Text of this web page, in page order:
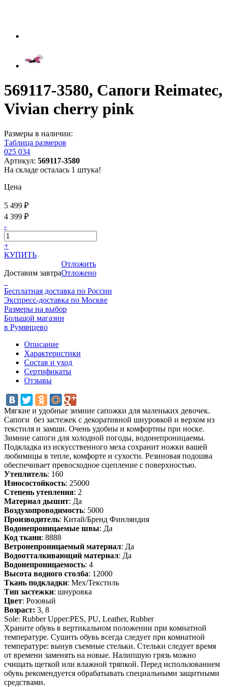
569117-3580, Сапоги Reimatec,
Vivian cherry pink
Размеры в наличии:
Таблица размеров
025 034
Артикул: 569117-3580
На складе осталась 1 штука!
Цена
5 499 ₽
4 399 ₽
-
+
КУПИТЬ
Доставим завтра
Отложить
Отложено
Бесплатная доставка по России
Экспресс-доставка по Москве
Размеры на выбор
Большой магазин
в Румянцево
Описание
Характеристики
Состав и уход
Сертификаты
Отзывы
Мягкие и удобные зимние сапожки для маленьких девочек.
Сапоги без застежек с декоративной шнуровкой и верхом из
текстиля и замши. Очень удобны и комфортны при носке.
Зимние сапоги для холодной погоды, водонепроницаемы.
Подкладка из искусственного меха сохранит ножки вашей
любимицы в тепле, комфорте и сухости. Резиновая подошва
обеспечивает превосходное сцепление с поверхностью.
Утеплитель: 160
Износостойкость: 25000
Степень утепления: 2
Материал дышит: Да
Воздухопроводимость: 5000
Производитель: Китай/Бренд Финляндия
Водонепроницаемые швы: Да
Код ткани: 8888
Ветронепроницаемый материал: Да
Водоотталкивающий материал: Да
Водонепроницаемость: 4
Высота водного столба: 12000
Ткань подкладки: Мех/Текстиль
Тип застежки: шнуровка
Цвет: Розовый
Возраст: 3, 8
Sole: Rubber Upper:PES, PU, Leather, Rubber
Храните обувь в вертикальном положении при комнатной
температуре. Сушить обувь всегда следует при комнатной
температуре: вынув съемные стельки. Стельки следует время
от времени заменять на новые. Налипшую грязь можно
счищать щеткой или влажной тряпкой. Перед использованием
обувь рекомендуется обрабатывать специальными защитными
средствами.